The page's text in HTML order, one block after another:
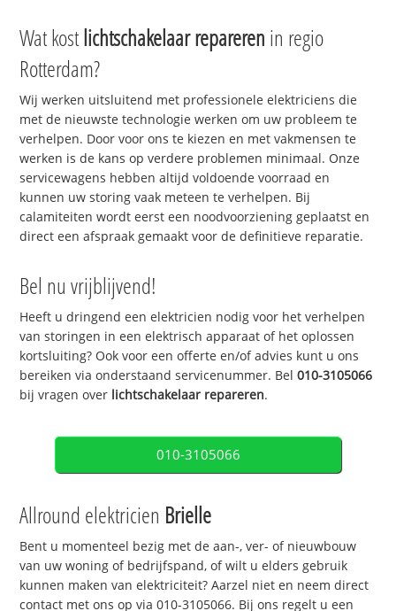
Wat kostlichtschakelaar repareren in regio
Rotterdam?
Wij werken uitsluitend met professionele elektriciens die
met de nieuwste technologie werken om uw probleem te
verhelpen. Door voor ons te kiezen en met vakmensen te
werken is de kans op verdere problemen minimaal. Onze
servicewagens hebben altijd voldoende voorraad en
kunnen uw storing vaak meteen te verhelpen. Bij
calamiteiten wordt eerst een noodvoorziening geplaatst en
direct een afspraak gemaakt voor de definitieve reparatie.
Bel nu vrijblijvend!
Heeft u dringend een elektricien nodig voor het verhelpen
van storingen in een elektrisch apparaat of het oplossen
kortsluiting? Ook voor een offerte en/of advies kunt u ons
bereiken via onderstaand servicenummer. Bel010-3105066
bij vragen over lichtschakelaar repareren.
010-3105066
Allround elektricien Brielle
Bent u momenteel bezig met de aan-, ver- of nieuwbouw
van uw woning of bedrijfspand, of wilt u elders gebruik
kunnen maken van elektriciteit? Aarzel niet en neem direct
contact met ons op via 010-3105066. Bij ons regelt u een